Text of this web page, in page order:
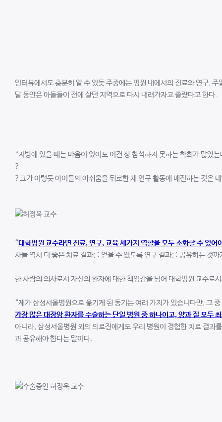
인터뷰에서도 충분히 알 수 있듯 주중에는 병원 내에서의 진료와 연구,
달 동안은 아들들이 전에 살던 지역으로 다시 내려가자고 졸랐다고 한다.
“지방에 있을 때는 마음이 있어도 여건 상 참석하지 못하는 학회가 많았
?
?그가 이렇듯 아이들의 아쉬움을 뒤로한 채 연구 활동에 매진하는 것은
“대학병원 교수라면 진료, 연구, 교육 세가지 역할을 모두 소화할 수 있어
사들 역시 더 좋은 치료 결과를 얻을 수 있도록 연구 결과를 공유하는 것
한 사람의 의사로서 자신의 환자에 대한 책임감을 넘어 대학병원 교수로
“제가 삼성서울병원으로 옮기게 된 동기는 여러 가지가 있습니다만, 그
가장 많은 대장암 환자를 수술하는 단일 병원 중 하나이고, 양과 질 모두
아니라, 삼성서울병원 외의 의료진에게도 우리 병원이 경험한 치료 결과
과 공유해야 한다는 말이다.